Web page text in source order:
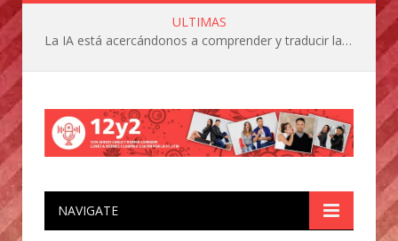
ULTIMAS
La IA está acercándonos a comprender y traducir las vocalizaciones y comportamientos de nuestras mascotas
NAVIGATE